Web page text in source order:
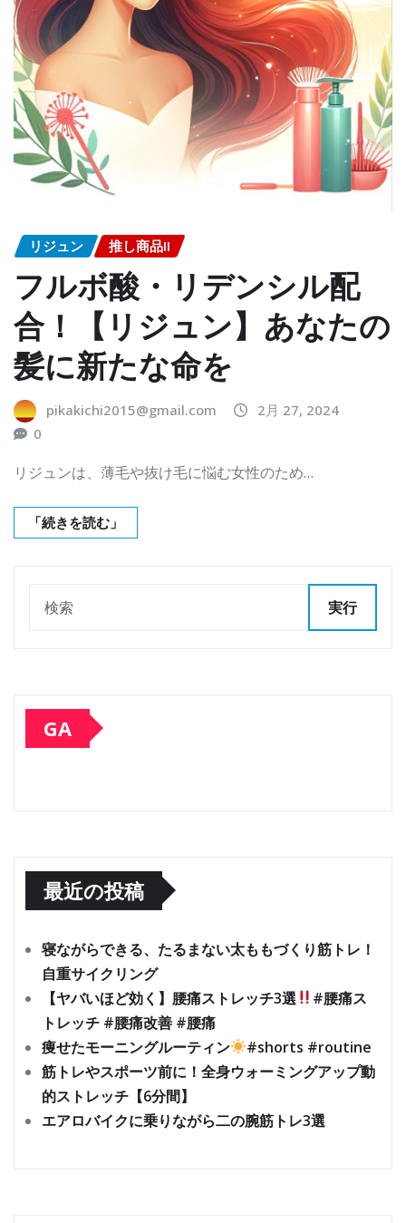
リジュン 推し商品II
フルボ酸・リデンシル配
合！【リジュン】あなたの
髪に新たな命を
pikakichi2015@gmail.com
2月 27, 2024
0
リジュンは、薄毛や抜け毛に悩む女性のため…
「続きを読む」
実行
GA
最近の投稿
寝ながらできる、たるまない太ももづくり筋トレ！
自重サイクリング
【ヤバいほど効く】腰痛ストレッチ3選
#腰痛ス
トレッチ #腰痛改善 #腰痛
痩せたモーニングルーティン
#shorts #routine
筋トレやスポーツ前に！全身ウォーミングアップ動
的ストレッチ【6分間】
エアロバイクに乗りながら二の腕筋トレ3選